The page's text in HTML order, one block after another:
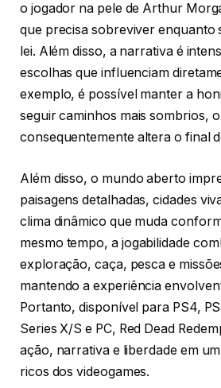
o jogador na pele de Arthur
que precisa sobreviver enquanto
lei. Além disso, a narrativa é
escolhas que influenciam
exemplo, é possível manter a
seguir caminhos mais sombrios,
consequentemente altera o final
Além disso, o mundo aberto
paisagens detalhadas, cidades
clima dinâmico que muda
mesmo tempo, a jogabilidade
exploração, caça, pesca e
mantendo a experiência
Portanto, disponível para PS4,
Series X/S e PC, Red Dead
ação, narrativa e liberdade em
ricos dos videogames.